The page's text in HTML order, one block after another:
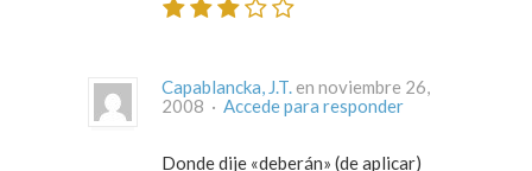
Capablancka, J.T. en noviembre 26,
2008 · Accede para responder
Donde dije «deberán» (de aplicar)